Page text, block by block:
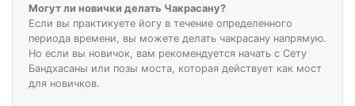
Могут ли новички делать Чакрасану?
Если вы практикуете йогу в течение определенного
периода времени, вы можете делать чакрасану напрямую.
Но если вы новичок, вам рекомендуется начать с Сету
Бандхасаны или позы моста, которая действует как мост
для новичков.